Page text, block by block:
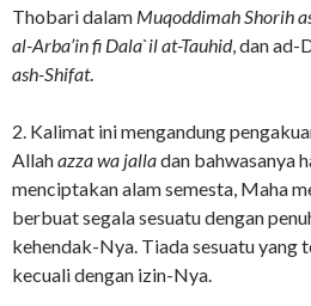
Thobari dalam Muqoddimah Shorih
al-Arba’in fi Dala`il at-Tauhid, dan ad-
ash-Shifat.
2. Kalimat ini mengandung
Allahazza wa jalladan bahwasanya
menciptakan alam semesta, Maha
berbuat segala sesuatu dengan
kehendak-Nya. Tiada sesuatu yang
kecuali dengan izin-Nya.